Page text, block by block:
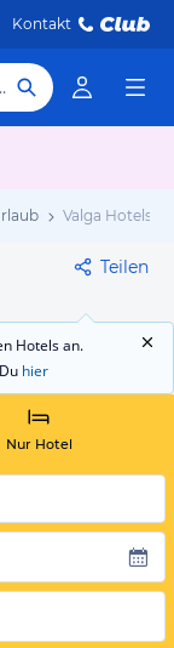
Kontakt
Valga Hotels
Teilen
Hotels an.
hier
Nur Hotel